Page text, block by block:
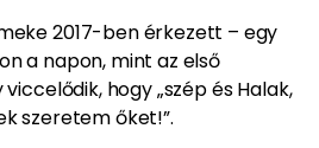
2017-ben érkezett – egy
a napon, mint az első
hogy „szép és Halak,
szeretem őket!”.